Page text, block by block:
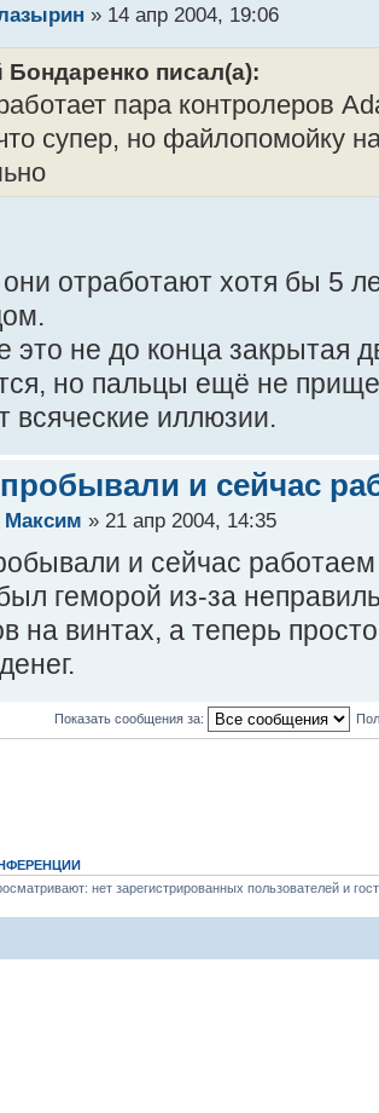
» 14 апр 2004, 19:06
писал(а):
пара контролеров
супер, но файлопомойку
они отработают хотя бы 5
это не до конца закрытая
но пальцы ещё не
всяческие иллюзии.
и сейчас
Максим » 21 апр 2004, 14:35
и сейчас
геморой из-за
на винтах, а теперь
Показать сообщения за:
нет зарегистрированных пользователей и